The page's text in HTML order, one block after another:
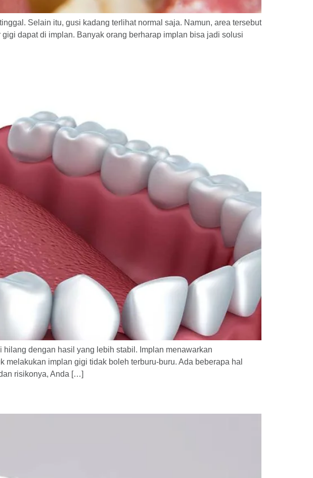
Selain itu, gusi kadang terlihat normal saja. Namun, area tersebut
dapat di implan. Banyak orang berharap implan bisa jadi solusi
dengan hasil yang lebih stabil. Implan menawarkan
implan gigi tidak boleh terburu-buru. Ada beberapa hal
risikonya, Anda […]